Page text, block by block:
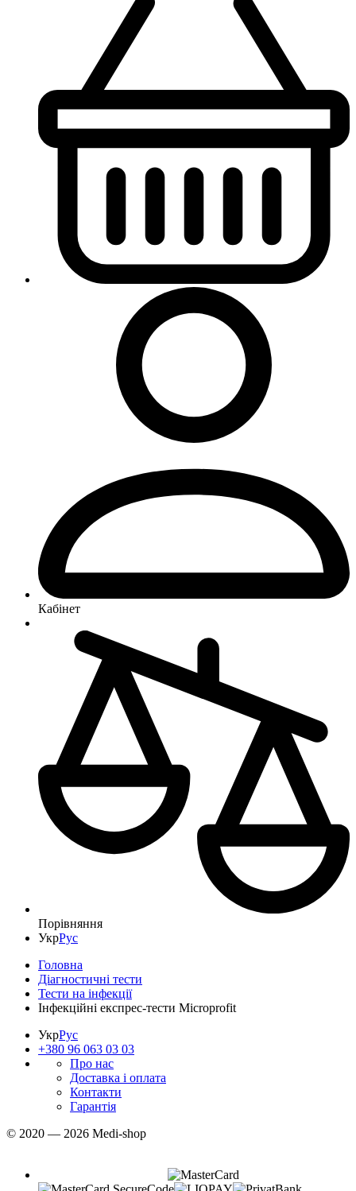
Кабінет
Порівняння
УкрРус
Головна
Діагностичні тести
Тести на інфекції
Інфекційні експрес-тести Microprofit
УкрРус
+380 96 063 03 03
Про нас
Доставка і оплата
Контакти
Гарантія
© 2020 — 2026 Medi-shop